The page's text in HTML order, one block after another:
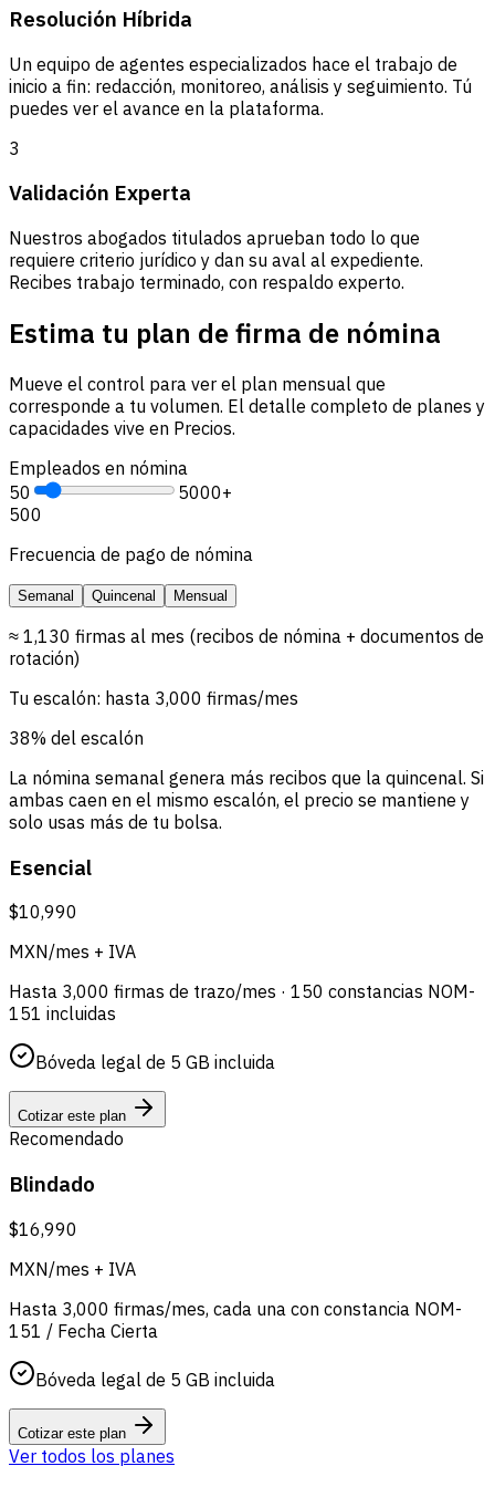
Resolución Híbrida
Un equipo de agentes especializados hace el trabajo de
inicio a fin: redacción, monitoreo, análisis y seguimiento. Tú
puedes ver el avance en la plataforma.
3
Validación Experta
Nuestros abogados titulados aprueban todo lo que
requiere criterio jurídico y dan su aval al expediente.
Recibes trabajo terminado, con respaldo experto.
Estima tu plan de firma de nómina
Mueve el control para ver el plan mensual que
corresponde a tu volumen. El detalle completo de planes y
capacidades vive en Precios.
Empleados en nómina
50
5000+
500
Frecuencia de pago de nómina
Semanal Quincenal Mensual
≈ 1,130 firmas al mes (recibos de nómina + documentos de
rotación)
Tu escalón: hasta 3,000 firmas/mes
38% del escalón
La nómina semanal genera más recibos que la quincenal. Si
ambas caen en el mismo escalón, el precio se mantiene y
solo usas más de tu bolsa.
Esencial
$10,990
MXN/mes + IVA
Hasta 3,000 firmas de trazo/mes · 150 constancias NOM-
151 incluidas
Bóveda legal de 5 GB incluida
Cotizar este plan
Recomendado
Blindado
$16,990
MXN/mes + IVA
Hasta 3,000 firmas/mes, cada una con constancia NOM-
151 / Fecha Cierta
Bóveda legal de 5 GB incluida
Cotizar este plan
Ver todos los planes